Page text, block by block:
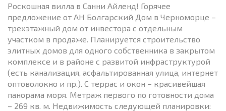
Роскошная вилла в Санни Айленд! Горячее
предложение от АН Болгарский Дом в Черноморце –
трехэтажный дом от инвестора с отдельным
участком в продаже. Планируется строительство
элитных домов для одного собственника в закрытом
комплексе и в районе с развитой инфраструктурой
(есть канализация, асфальтированная улица, интернет
оптоволокно и пр.). С террас и окон – красивейшая
панорама моря. Метраж первого по готовности дома
– 269 кв. м. Недвижимость следующей планировки: